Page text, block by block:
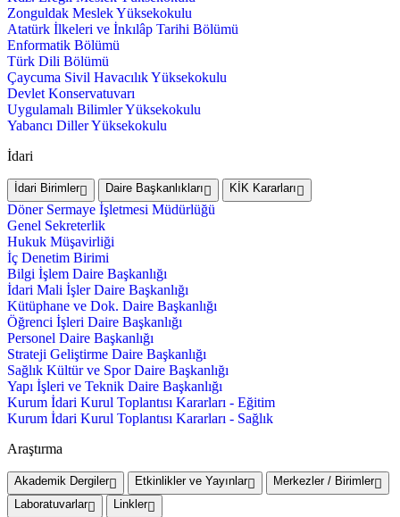
Zonguldak Meslek Yüksekokulu
Atatürk İlkeleri ve İnkılâp Tarihi Bölümü
Enformatik Bölümü
Türk Dili Bölümü
Çaycuma Sivil Havacılık Yüksekokulu
Devlet Konservatuvarı
Uygulamalı Bilimler Yüksekokulu
Yabancı Diller Yüksekokulu
İdari
İdari Birimler Daire Başkanlıkları KİK Kararları
Döner Sermaye İşletmesi Müdürlüğü
Genel Sekreterlik
Hukuk Müşavirliği
İç Denetim Birimi
Bilgi İşlem Daire Başkanlığı
İdari Mali İşler Daire Başkanlığı
Kütüphane ve Dok. Daire Başkanlığı
Öğrenci İşleri Daire Başkanlığı
Personel Daire Başkanlığı
Strateji Geliştirme Daire Başkanlığı
Sağlık Kültür ve Spor Daire Başkanlığı
Yapı İşleri ve Teknik Daire Başkanlığı
Kurum İdari Kurul Toplantısı Kararları - Eğitim
Kurum İdari Kurul Toplantısı Kararları - Sağlık
Araştırma
Akademik Dergiler Etkinlikler ve Yayınlar
Merkezler / Birimler
Laboratuvarlar
Linkler